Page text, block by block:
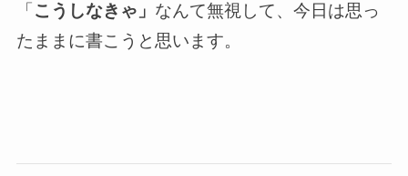
「 こうしなきゃ」 なんて無視して、今日は思っ
たままに書こうと思います。